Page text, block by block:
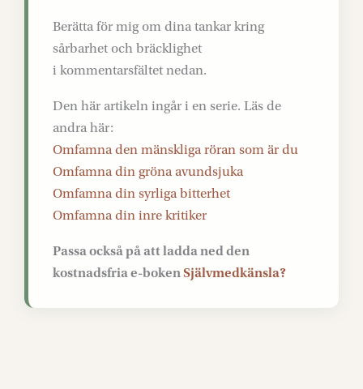
Berätta för mig om dina tankar kring
sårbarhet och bräcklighet
i kommentarsfältet nedan.
Den här artikeln ingår i en serie. Läs de
andra här:
Omfamna den mänskliga röran som är du
Omfamna din gröna avundsjuka
Omfamna din syrliga bitterhet
Omfamna din inre kritiker
Passa också på att ladda ned den
kostnadsfria e-bokenSjälvmedkänsla?